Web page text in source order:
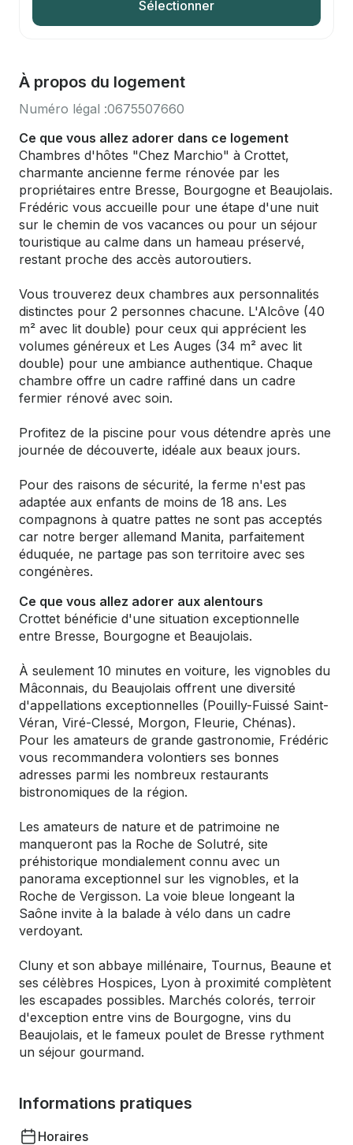
Sélectionner
À propos du logement
Numéro légal :0675507660
Ce que vous allez adorer dans ce logement
Chambres d'hôtes "Chez Marchio" à Crottet,
charmante ancienne ferme rénovée par les
propriétaires entre Bresse, Bourgogne et Beaujolais.
Frédéric vous accueille pour une étape d'une nuit
sur le chemin de vos vacances ou pour un séjour
touristique au calme dans un hameau préservé,
restant proche des accès autoroutiers.
Vous trouverez deux chambres aux personnalités
distinctes pour 2 personnes chacune. L'Alcôve (40
m² avec lit double) pour ceux qui apprécient les
volumes généreux et Les Auges (34 m² avec lit
double) pour une ambiance authentique. Chaque
chambre offre un cadre raffiné dans un cadre
fermier rénové avec soin.
Profitez de la piscine pour vous détendre après une
journée de découverte, idéale aux beaux jours.
Pour des raisons de sécurité, la ferme n'est pas
adaptée aux enfants de moins de 18 ans. Les
compagnons à quatre pattes ne sont pas acceptés
car notre berger allemand Manita, parfaitement
éduquée, ne partage pas son territoire avec ses
congénères.
Ce que vous allez adorer aux alentours
Crottet bénéficie d'une situation exceptionnelle
entre Bresse, Bourgogne et Beaujolais.
À seulement 10 minutes en voiture, les vignobles du
Mâconnais, du Beaujolais offrent une diversité
d'appellations exceptionnelles (Pouilly-Fuissé Saint-
Véran, Viré-Clessé, Morgon, Fleurie, Chénas).
Pour les amateurs de grande gastronomie, Frédéric
vous recommandera volontiers ses bonnes
adresses parmi les nombreux restaurants
bistronomiques de la région.
Les amateurs de nature et de patrimoine ne
manqueront pas la Roche de Solutré, site
préhistorique mondialement connu avec un
panorama exceptionnel sur les vignobles, et la
Roche de Vergisson. La voie bleue longeant la
Saône invite à la balade à vélo dans un cadre
verdoyant.
Cluny et son abbaye millénaire, Tournus, Beaune et
ses célèbres Hospices, Lyon à proximité complètent
les escapades possibles. Marchés colorés, terroir
d'exception entre vins de Bourgogne, vins du
Beaujolais, et le fameux poulet de Bresse rythment
un séjour gourmand.
Informations pratiques
Horaires